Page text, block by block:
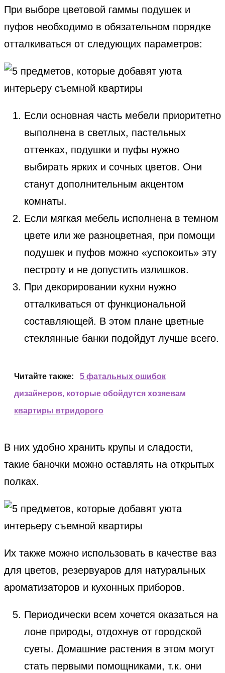
При выборе цветовой гаммы подушек и
пуфов необходимо в обязательном порядке
отталкиваться от следующих параметров:
Если основная часть мебели приоритетно
выполнена в светлых, пастельных
оттенках, подушки и пуфы нужно
выбирать ярких и сочных цветов. Они
станут дополнительным акцентом
комнаты.
Если мягкая мебель исполнена в темном
цвете или же разноцветная, при помощи
подушек и пуфов можно «успокоить» эту
пестроту и не допустить излишков.
При декорировании кухни нужно
отталкиваться от функциональной
составляющей. В этом плане цветные
стеклянные банки подойдут лучше всего.
Читайте также:
5 фатальных ошибок
дизайнеров, которые обойдутся хозяевам
квартиры втридорого
В них удобно хранить крупы и сладости,
такие баночки можно оставлять на открытых
полках.
Их также можно использовать в качестве ваз
для цветов, резервуаров для натуральных
ароматизаторов и кухонных приборов.
Периодически всем хочется оказаться на
лоне природы, отдохнув от городской
суеты. Домашние растения в этом могут
стать первыми помощниками, т.к. они